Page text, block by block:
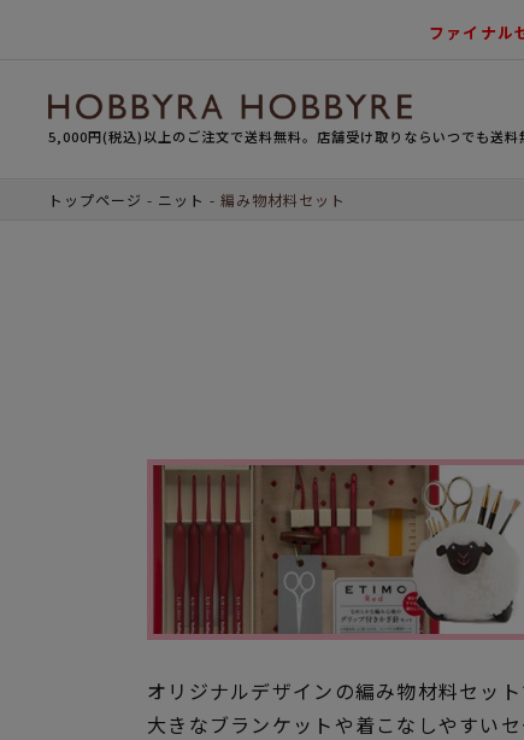
ファイナ
5,000円(税込)以上のご注文で送料無料。店舗受け取りならいつでも送料
トップページ ニット 編み物材料セット
オリジナルデザインの編み物材料セット
大きなブランケットや着こなしやすい